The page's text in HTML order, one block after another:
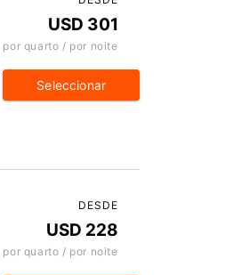
USD 301
por quarto / por noite
Seleccionar
DESDE
USD 228
por quarto / por noite